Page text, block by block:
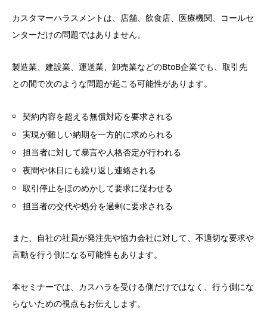
カスタマーハラスメントは、店舗、飲食店、医療機関、コールセ
ンターだけの問題ではありません。
製造業、建設業、運送業、卸売業などのBtoB企業でも、取引先
との間で次のような問題が起こる可能性があります。
契約内容を超える無償対応を要求される
実現が難しい納期を一方的に求められる
担当者に対して暴言や人格否定が行われる
夜間や休日にも繰り返し連絡される
取引停止をほのめかして要求に従わせる
担当者の交代や処分を過剰に要求される
また、自社の社員が発注先や協力会社に対して、不適切な要求や
言動を行う側になる可能性もあります。
本セミナーでは、カスハラを受ける側だけではなく、行う側にな
らないための視点もお伝えします。